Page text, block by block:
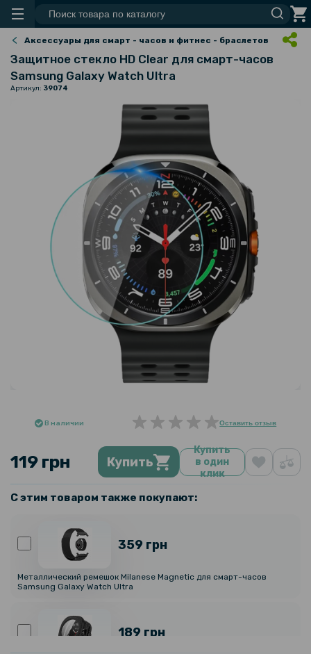
Аксессуары для смарт - часов и фитнес - браслетов
Защитное стекло HD Clear для смарт-часов
Samsung Galaxy Watch Ultra
Артикул: 39074
В наличии Оставить отзыв
119 грн Купить
Купить
в один
клик
С этим товаром также покупают:
359 грн
Металлический ремешок Milanese Magnetic для смарт-часов
Samsung Galaxy Watch Ultra
189 грн